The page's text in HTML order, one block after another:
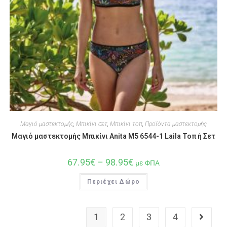
Μαγιό μαστεκτομής, Μπικίνι σετ, Μπικίνι τοπ, Προϊόντα μαστεκτομής
Μαγιό μαστεκτομής Μπικίνι Anita M5 6544-1 Laila Τοπ ή Σετ
67.95€ – 98.95€ με ΦΠΑ
Περιέχει Δώρο
1 2 3 4